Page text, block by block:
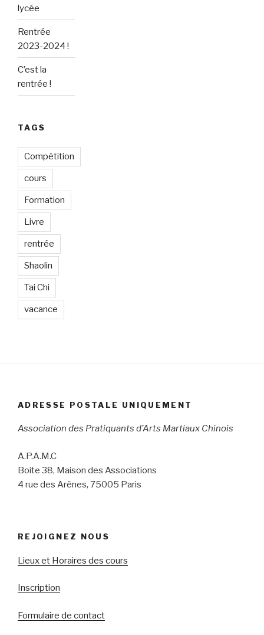
lycée
Rentrée
2023-2024 !
C’est la
rentrée !
TAGS
Compétition
cours
Formation
Livre
rentrée
Shaolin
Tai Chi
vacance
ADRESSE POSTALE UNIQUEMENT
Association des Pratiquants d’Arts Martiaux Chinois
A.P.A.M.C
Boite 38, Maison des Associations
4 rue des Arènes, 75005 Paris
REJOIGNEZ NOUS
Lieux et Horaires des cours
Inscription
Formulaire de contact